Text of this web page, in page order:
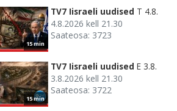
15 min
TV7 Iisraeli uudised T 4.8.
4.8.2026 kell 21.30
Saateosa: 3723
15 min
TV7 Iisraeli uudised E 3.8.
3.8.2026 kell 21.30
Saateosa: 3722